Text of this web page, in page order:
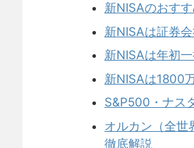
新NISAのおす
新NISAは証券
新NISAは年初
新NISAは1800
S&P500・ナス
オルカン（全世
徹底解説